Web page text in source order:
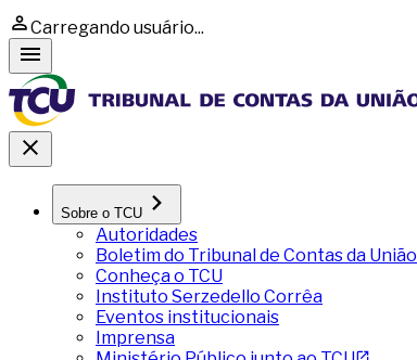
Carregando usuário...
Sobre o TCU
Autoridades
Boletim do Tribunal de Contas da União
Conheça o TCU
Instituto Serzedello Corrêa
Eventos institucionais
Imprensa